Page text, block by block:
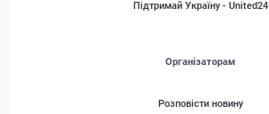
Підтримай Україну - United24
Організаторам
Розповісти новину